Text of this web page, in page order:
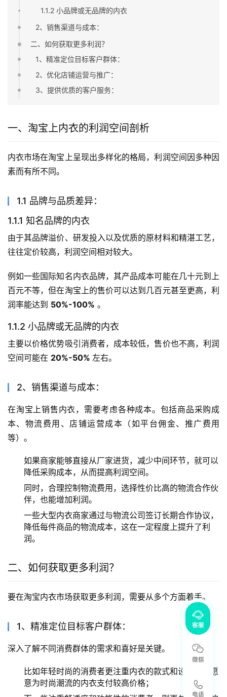
1.1.2 小品牌或无品牌的内衣
2、销售渠道与成本：
二、如何获取更多利润？
1、精准定位目标客户群体：
2、优化店铺运营与推广：
3、提供优质的客户服务：
一、淘宝上内衣的利润空间剖析
内衣市场在淘宝上呈现出多样化的格局，利润空间因多种因
素而有所不同。
1.1 品牌与品质差异：
1.1.1 知名品牌的内衣
由于其品牌溢价、研发投入以及优质的原材料和精湛工艺，
往往定价较高，利润空间相对较大。
例如一些国际知名内衣品牌，其产品成本可能在几十元到上
百元不等，但在淘宝上的售价可以达到几百元甚至更高，利
润率能达到 50%-100% 。
1.1.2 小品牌或无品牌的内衣
主要以价格优势吸引消费者，成本较低，售价也不高，利润
空间可能在 20%-50% 左右。
2、销售渠道与成本：
在淘宝上销售内衣，需要考虑各种成本。包括商品采购成
本、物流费用、店铺运营成本（如平台佣金、推广费用
等）。
如果商家能够直接从厂家进货，减少中间环节，就可以
降低采购成本，从而提高利润空间。
同时，合理控制物流费用，选择性价比高的物流合作伙
伴，也能增加利润。
一些大型内衣商家通过与物流公司签订长期合作协议，
降低每件商品的物流成本，这在一定程度上提升了利
润。
二、如何获取更多利润？
要在淘宝内衣市场获取更多利润，需要从多个方面着手。
1、精准定位目标客户群体：
深入了解不同消费群体的需求和喜好是关键。
比如年轻时尚的消费者更注重内衣的款式和设计感，愿
意为时尚潮流的内衣支付较高价格；